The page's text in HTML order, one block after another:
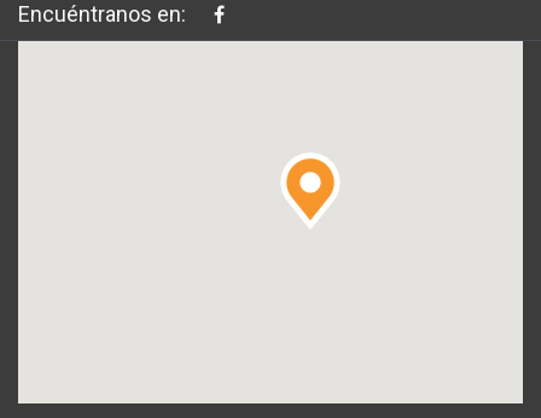
Encuéntranos en: